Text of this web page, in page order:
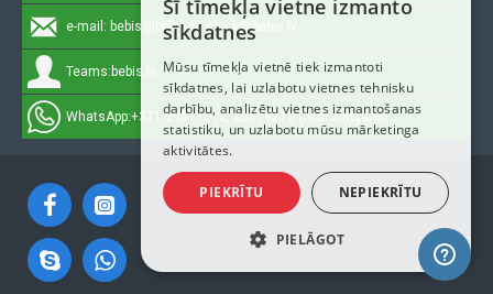
e-mail: bebis@bebis.lv, glosk@bebis.lv
Teams: bebis.lv
WhatsApp:+371 29511512, 20579272 (tikai ziņojumi)
LATVIAN
ENGLISH
Šī tīmekļa vietne izmanto
sīkdatnes
Mūsu tīmekļa vietnē tiek izmantoti
sīkdatnes, lai uzlabotu vietnes tehnisku
darbību, analizētu vietnes izmantošanas
statistiku, un uzlabotu mūsu mārketinga
aktivitātes.
PIEKRĪTU NEPIEKRĪTU
PIELĀGOT